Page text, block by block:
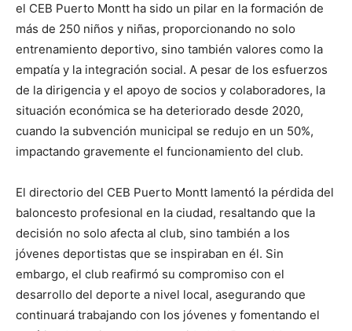
el CEB Puerto Montt ha sido un pilar en la formación de
más de 250 niños y niñas, proporcionando no solo
entrenamiento deportivo, sino también valores como la
empatía y la integración social. A pesar de los esfuerzos
de la dirigencia y el apoyo de socios y colaboradores, la
situación económica se ha deteriorado desde 2020,
cuando la subvención municipal se redujo en un 50%,
impactando gravemente el funcionamiento del club.
El directorio del CEB Puerto Montt lamentó la pérdida del
baloncesto profesional en la ciudad, resaltando que la
decisión no solo afecta al club, sino también a los
jóvenes deportistas que se inspiraban en él. Sin
embargo, el club reafirmó su compromiso con el
desarrollo del deporte a nivel local, asegurando que
continuará trabajando con los jóvenes y fomentando el